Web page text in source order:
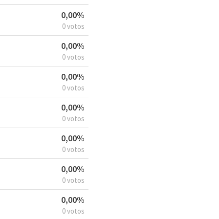
0,00%
0 votos
0,00%
0 votos
0,00%
0 votos
0,00%
0 votos
0,00%
0 votos
0,00%
0 votos
0,00%
0 votos